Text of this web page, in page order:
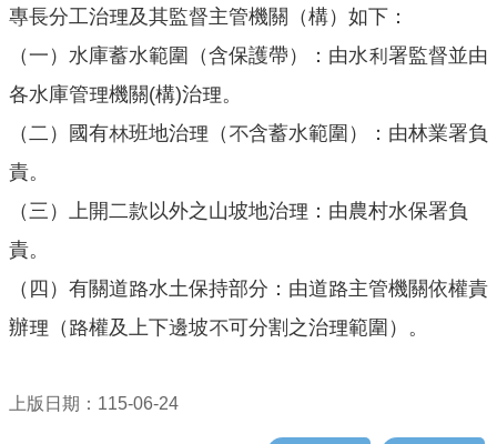
務
機
通
訊
錄
業
資
訊
便
務
專長分工治理及其監督主管機關（構）如下：
（一）水庫蓄水範圍（含保護帶）：由水利署監督並由
各水庫管理機關(構)治理。
（二）國有林班地治理（不含蓄水範圍）：由林業署負
責。
（三）上開二款以外之山坡地治理：由農村水保署負
責。
（四）有關道路水土保持部分：由道路主管機關依權責
辦理（路權及上下邊坡不可分割之治理範圍）。
上版日期：115-06-24